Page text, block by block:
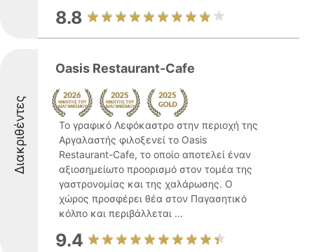
8.8
Διακριθέντες
Oasis Restaurant-Cafe
Το γραφικό Λεφόκαστρο στην περιοχή της
Αργαλαστής φιλοξενεί το Oasis
Restaurant-Cafe, το οποίο αποτελεί έναν
αξιοσημείωτο προορισμό στον τομέα της
γαστρονομίας και της χαλάρωσης. Ο
χώρος προσφέρει θέα στον Παγασητικό
κόλπο και περιβάλλεται ...
9.4